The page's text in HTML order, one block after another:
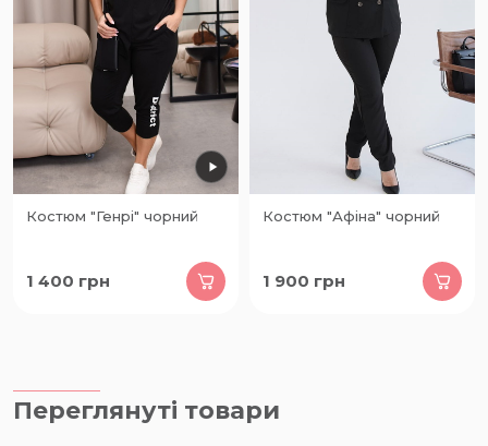
Костюм "Генрі" чорний
1 400 грн
Костюм "Афіна" чорний
1 900 грн
Переглянуті товари